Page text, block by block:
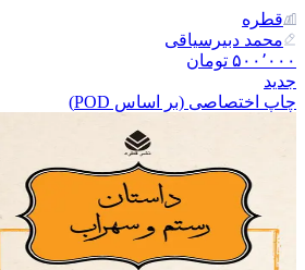
قطره
محمد دبیرسیاقی
۵۰۰٬۰۰۰ تومان
جدید
چاپ اختصاصی (بر اساس POD)